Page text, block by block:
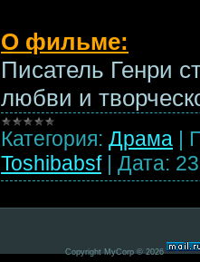
О фильме:
Писатель Генри
любви и
Категория: Драма |
Toshibabsf | Дата:
Copyright MyCorp © 2026